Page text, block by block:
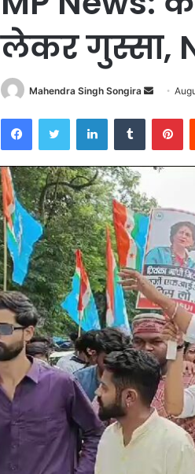
लेकर गुस्सा,
Mahendra Singh Songira
Send
email
FacebookTwitter LinkedInTumblr